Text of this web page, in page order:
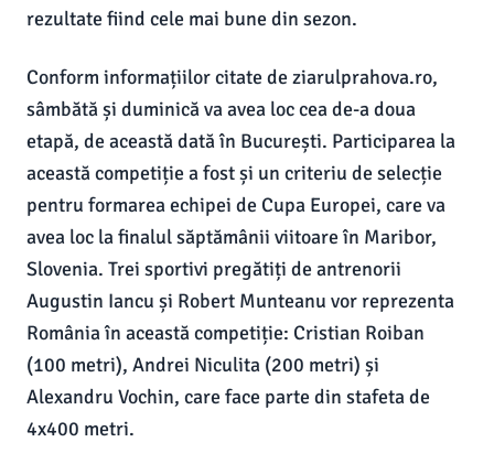
rezultate fiind cele mai bune din sezon.
Conform informațiilor citate de ziarulprahova.ro,
sâmbătă și duminică va avea loc cea de-a doua
etapă, de această dată în București. Participarea la
această competiție a fost și un criteriu de selecție
pentru formarea echipei de Cupa Europei, care va
avea loc la finalul săptămânii viitoare în Maribor,
Slovenia. Trei sportivi pregătiți de antrenorii
Augustin Iancu și Robert Munteanu vor reprezenta
România în această competiție: Cristian Roiban
(100 metri), Andrei Niculita (200 metri) și
Alexandru Vochin, care face parte din stafeta de
4x400 metri.